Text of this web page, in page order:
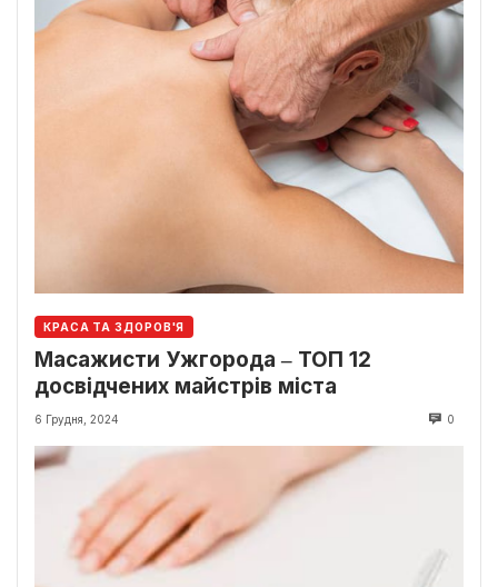
КРАСА ТА ЗДОРОВ'Я
Масажисти Ужгорода ‒ ТОП 12
досвідчених майстрів міста
6 Грудня, 2024 0